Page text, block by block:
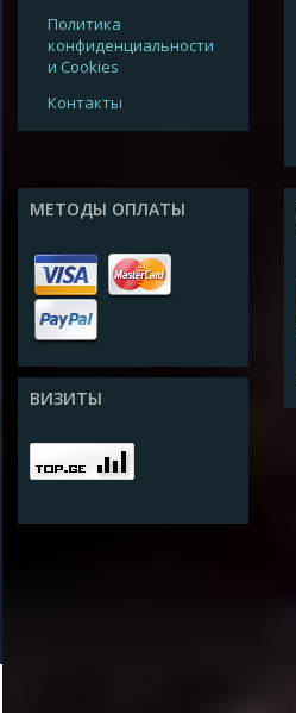
Политика
конфиденциальности
и Cookies
Контакты
МЕТОДЫ ОПЛАТЫ
ВИЗИТЫ